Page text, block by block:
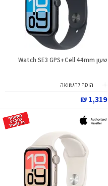
שעון Watch SE3 GPS+Cell 44mm
הוסף להשוואה
1,319 ₪